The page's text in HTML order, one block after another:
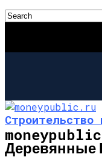
Строительство
Деревянные